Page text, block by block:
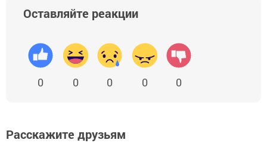
Оставляйте реакции
0 0 0 0 0
Расскажите друзьям